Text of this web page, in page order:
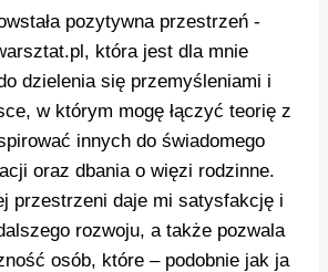
pozytywna przestrzeń -
która jest dla mnie
dzielenia się przemyśleniami i
w którym mogę łączyć teorię z
innych do świadomego
oraz dbania o więzi rodzinne.
przestrzeni daje mi satysfakcję i
rozwoju, a także pozwala
osób, które – podobnie jak ja